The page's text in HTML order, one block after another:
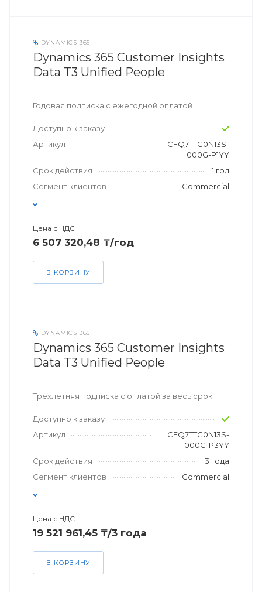
DYNAMICS 365
Dynamics 365 Customer Insights
Data T3 Unified People
Годовая подписка с ежегодной оплатой
Доступно к заказу
Артикул
CFQ7TTC0N13S-
000G-P1YY
Срок действия
1 год
Сегмент клиентов
Commercial
Цена с НДС
6 507 320,48 ₸/год
В КОРЗИНУ
DYNAMICS 365
Dynamics 365 Customer Insights
Data T3 Unified People
Трехлетняя подписка с оплатой за весь срок
Доступно к заказу
Артикул
CFQ7TTC0N13S-
000G-P3YY
Срок действия
3 года
Сегмент клиентов
Commercial
Цена с НДС
19 521 961,45 ₸/3 года
В КОРЗИНУ